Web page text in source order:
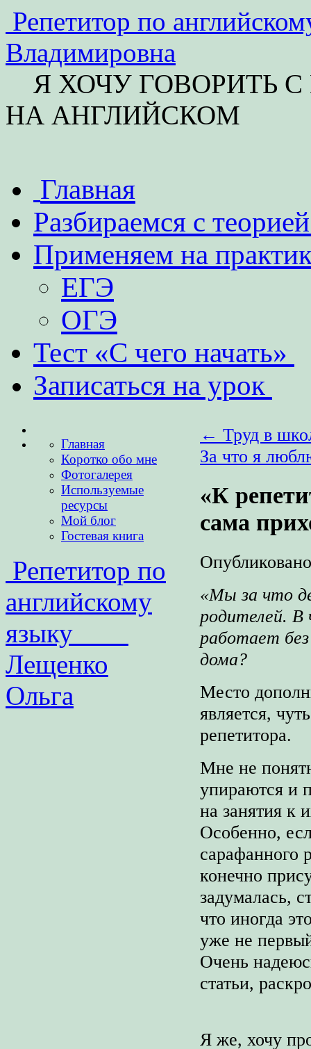
Репетитор по
Владимировна
Я ХОЧУ ГОВОРИТЬ
НА АНГЛИЙСКОМ
Перейти
содержимомуГлавная
Разбираемся с
Применяем на
ЕГЭ
ОГЭ
Тест «С чего начать»
Записаться на урок
← Труд в
За что я
«К
сама
Опубликовано
«Мы за что
родителей. В
работает
дома?
Место
является,
репетитора.
Мне не
упираются и
на занятия к
Особенно,
сарафанного
конечно
задумалась,
что иногда
уже не
Очень
статьи,
Я же, хочу
Главная
Коротко обо мне
Фотогалерея
Используемые
ресурсы
Мой блог
Гостевая книга
Репетитор по
английскому
языку
Лещенко
Ольга